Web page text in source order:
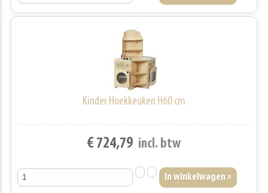
Kinder Hoekkeuken H60 cm
€ 724,79 incl. btw